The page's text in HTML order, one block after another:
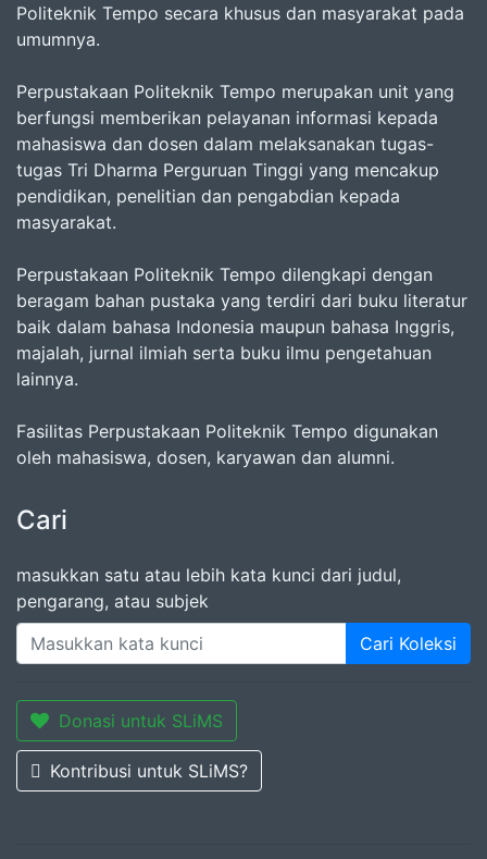
Politeknik Tempo secara khusus dan masyarakat pada
umumnya.
Perpustakaan Politeknik Tempo merupakan unit yang
berfungsi memberikan pelayanan informasi kepada
mahasiswa dan dosen dalam melaksanakan tugas-
tugas Tri Dharma Perguruan Tinggi yang mencakup
pendidikan, penelitian dan pengabdian kepada
masyarakat.
Perpustakaan Politeknik Tempo dilengkapi dengan
beragam bahan pustaka yang terdiri dari buku literatur
baik dalam bahasa Indonesia maupun bahasa Inggris,
majalah, jurnal ilmiah serta buku ilmu pengetahuan
lainnya.
Fasilitas Perpustakaan Politeknik Tempo digunakan
oleh mahasiswa, dosen, karyawan dan alumni.
Cari
masukkan satu atau lebih kata kunci dari judul,
pengarang, atau subjek
Cari Koleksi
Donasi untuk SLiMS
Kontribusi untuk SLiMS?